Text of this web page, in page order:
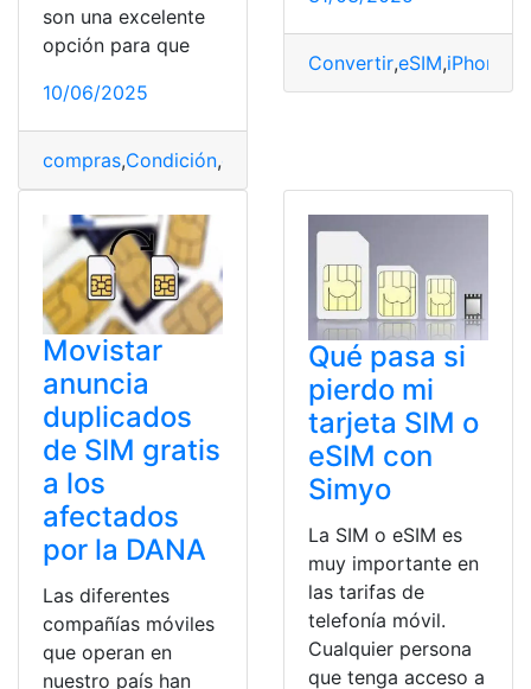
son una excelente
opción para que
10/06/2025
compras,Condición,operadora
Convertir,eSIM,iPhone
Movistar
anuncia
duplicados
de SIM gratis
a los
afectados
por la DANA
Las diferentes
compañías móviles
que operan en
nuestro país han
Qué pasa si
pierdo mi
tarjeta SIM o
eSIM con
Simyo
La SIM o eSIM es
muy importante en
las tarifas de
telefonía móvil.
Cualquier persona
que tenga acceso a